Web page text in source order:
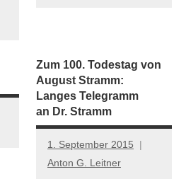
Zum 100. Todestag von
August Stramm:
Langes Telegramm
an Dr. Stramm
1. September 2015
Anton G. Leitner